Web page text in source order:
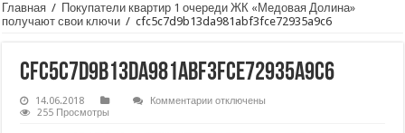
Главная / Покупатели квартир 1 очереди ЖК «Медовая Долина»
получают свои ключи / cfc5c7d9b13da981abf3fce72935a9c6
cfc5c7d9b13da981abf3fce72935a9c6
14.06.2018 Комментариикотключены
255 Просмотры